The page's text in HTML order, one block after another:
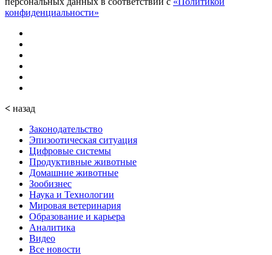
конфиденциальности»
< назад
Законодательство
Эпизоотическая ситуация
Цифровые системы
Продуктивные животные
Домашние животные
Зообизнес
Наука и Технологии
Мировая ветеринария
Образование и карьера
Аналитика
Видео
Все новости